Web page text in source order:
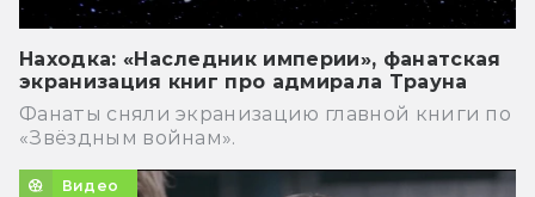
Находка: «Наследник империи», фанатская
экранизация книг про адмирала Трауна
Фанаты сняли экранизацию главной книги по
«Звёздным войнам».
Видео